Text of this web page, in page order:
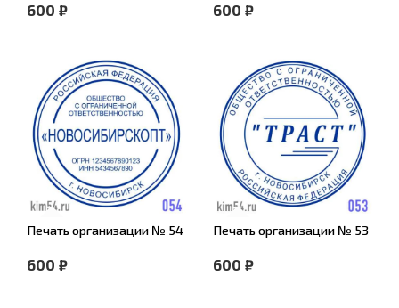
600 ₽ 600 ₽
Печать организации № 54
600 ₽
Печать организации № 53
600 ₽